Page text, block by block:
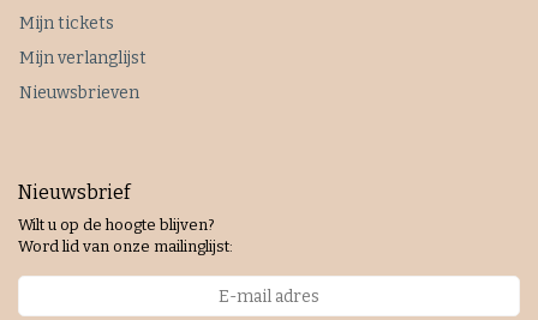
Mijn tickets
Mijn verlanglijst
Nieuwsbrieven
Nieuwsbrief
Wilt u op de hoogte blijven?
Word lid van onze mailinglijst: